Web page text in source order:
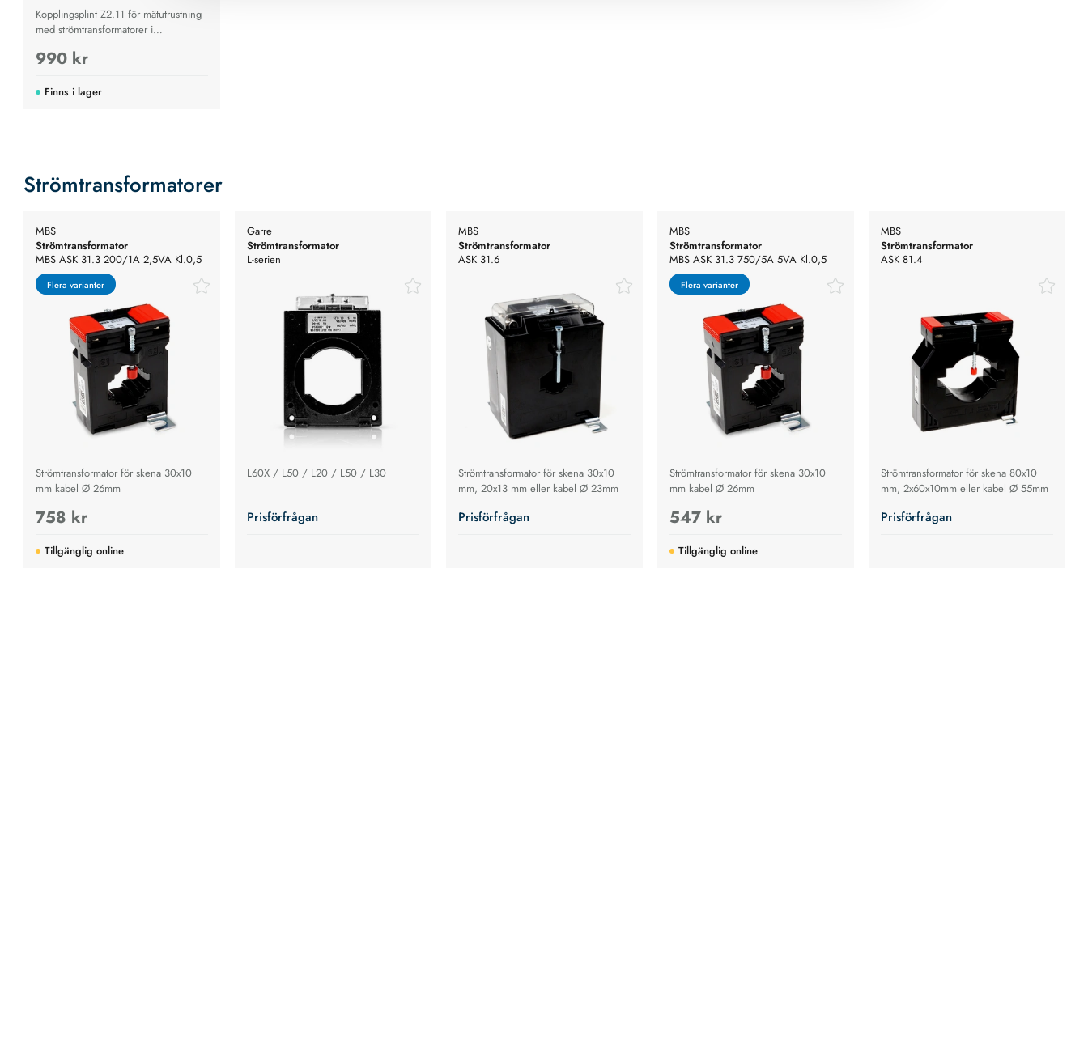
Kopplingsplint Z2.11 för mätutrustning
med strömtransformatorer i
990 kr
Finns i lager
Strömtransformatorer
Flera varianter
Flera varianter
MBS
Strömtransformator
MBS ASK 31.3 200/1A 2,5VA Kl.0,5
Strömtransformator för skena 30x10
mm kabel Ø 26mm
758 kr
Tillgänglig online
Garre
Strömtransformator
L-serien
L60X / L50 / L20 / L50 / L30
Prisförfrågan
MBS
Strömtransformator
ASK 31.6
Strömtransformator för skena 30x10
mm, 20x13 mm eller kabel Ø 23mm
Prisförfrågan
Flera varianter
Flera varianter
MBS
Strömtransformator
MBS ASK 31.3 750/5A 5VA Kl.0,5
Strömtransformator för skena 30x10
mm kabel Ø 26mm
547 kr
Tillgänglig online
MBS
Strömtransformator
ASK 81.4
Strömtransformator för skena 80x10
mm, 2x60x10mm eller kabel Ø 55mm
Prisförfrågan